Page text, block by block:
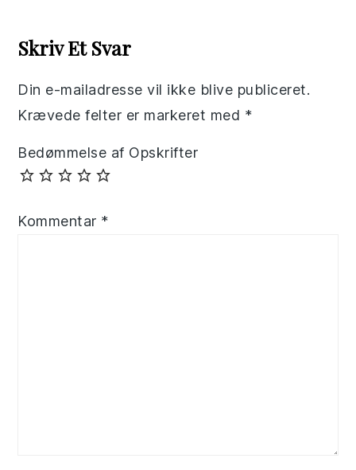
Interactions
Skriv Et Svar
Din e-mailadresse vil ikke blive publiceret.
Krævede felter er markeret med *
Bedømmelse af Opskrifter
Kommentar *